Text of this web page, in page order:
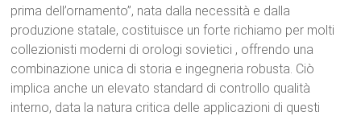
prima dell’ornamento”, nata dalla necessità e dalla
produzione statale, costituisce un forte richiamo per molti
collezionisti moderni di orologi sovietici , offrendo una
combinazione unica di storia e ingegneria robusta. Ciò
implica anche un elevato standard di controllo qualità
interno, data la natura critica delle applicazioni di questi